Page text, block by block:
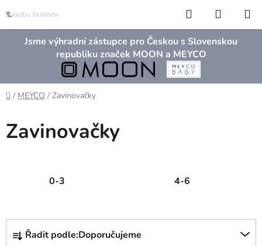
na
obsah
Jsme výhradní zástupce pro Českou s Slovenskou
republiku značek MOON a MEYCO
Hledat
KOŠÍK
Domů
/ MEYCO / Zavinovačky
Zavinovačky
0-3 4-6
Ř
Řadit podle:Doporučujeme